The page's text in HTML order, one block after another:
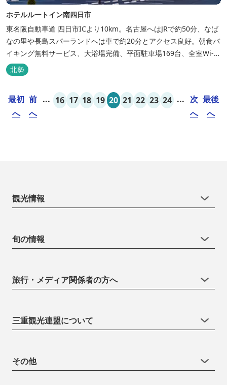
ホテルルートイン南四日市
東名阪自動車道 四日市ICより10km。名古屋へはJRで約50分、なば
なの里や長島スパーランドへは車で約20分とアクセス良好。朝食バ
イキング無料サービス、大浴場完備、平面駐車場169台、全室Wi-Fi
完備。ビジネスにも観光にもご利用頂ける快適なホテルライフをご
提供します。
北勢
最初
へ
前
へ
... 16 17 18 19 20 21 22 23 24 ... 次
へ
最後
へ
観光情報
旬の情報
旅行・メディア関係者の方へ
三重観光連盟について
その他